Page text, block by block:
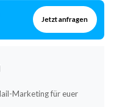
Jetzt anfragen
Marketing für euer